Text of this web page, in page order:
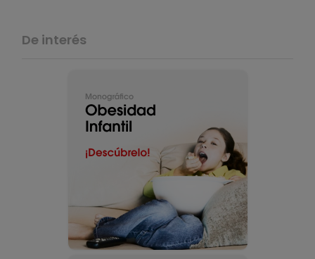
De interés